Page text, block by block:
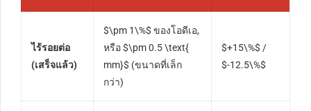
ไร้รอยต่อ
(เสร็จแล้ว)
$\pm 1\%$ ของโอดีเอ,
หรือ$\pm 0.5 \text{
mm}$ (ขนาดที่เล็ก
กว่า)
$+15\%$ /
$-12.5\%$